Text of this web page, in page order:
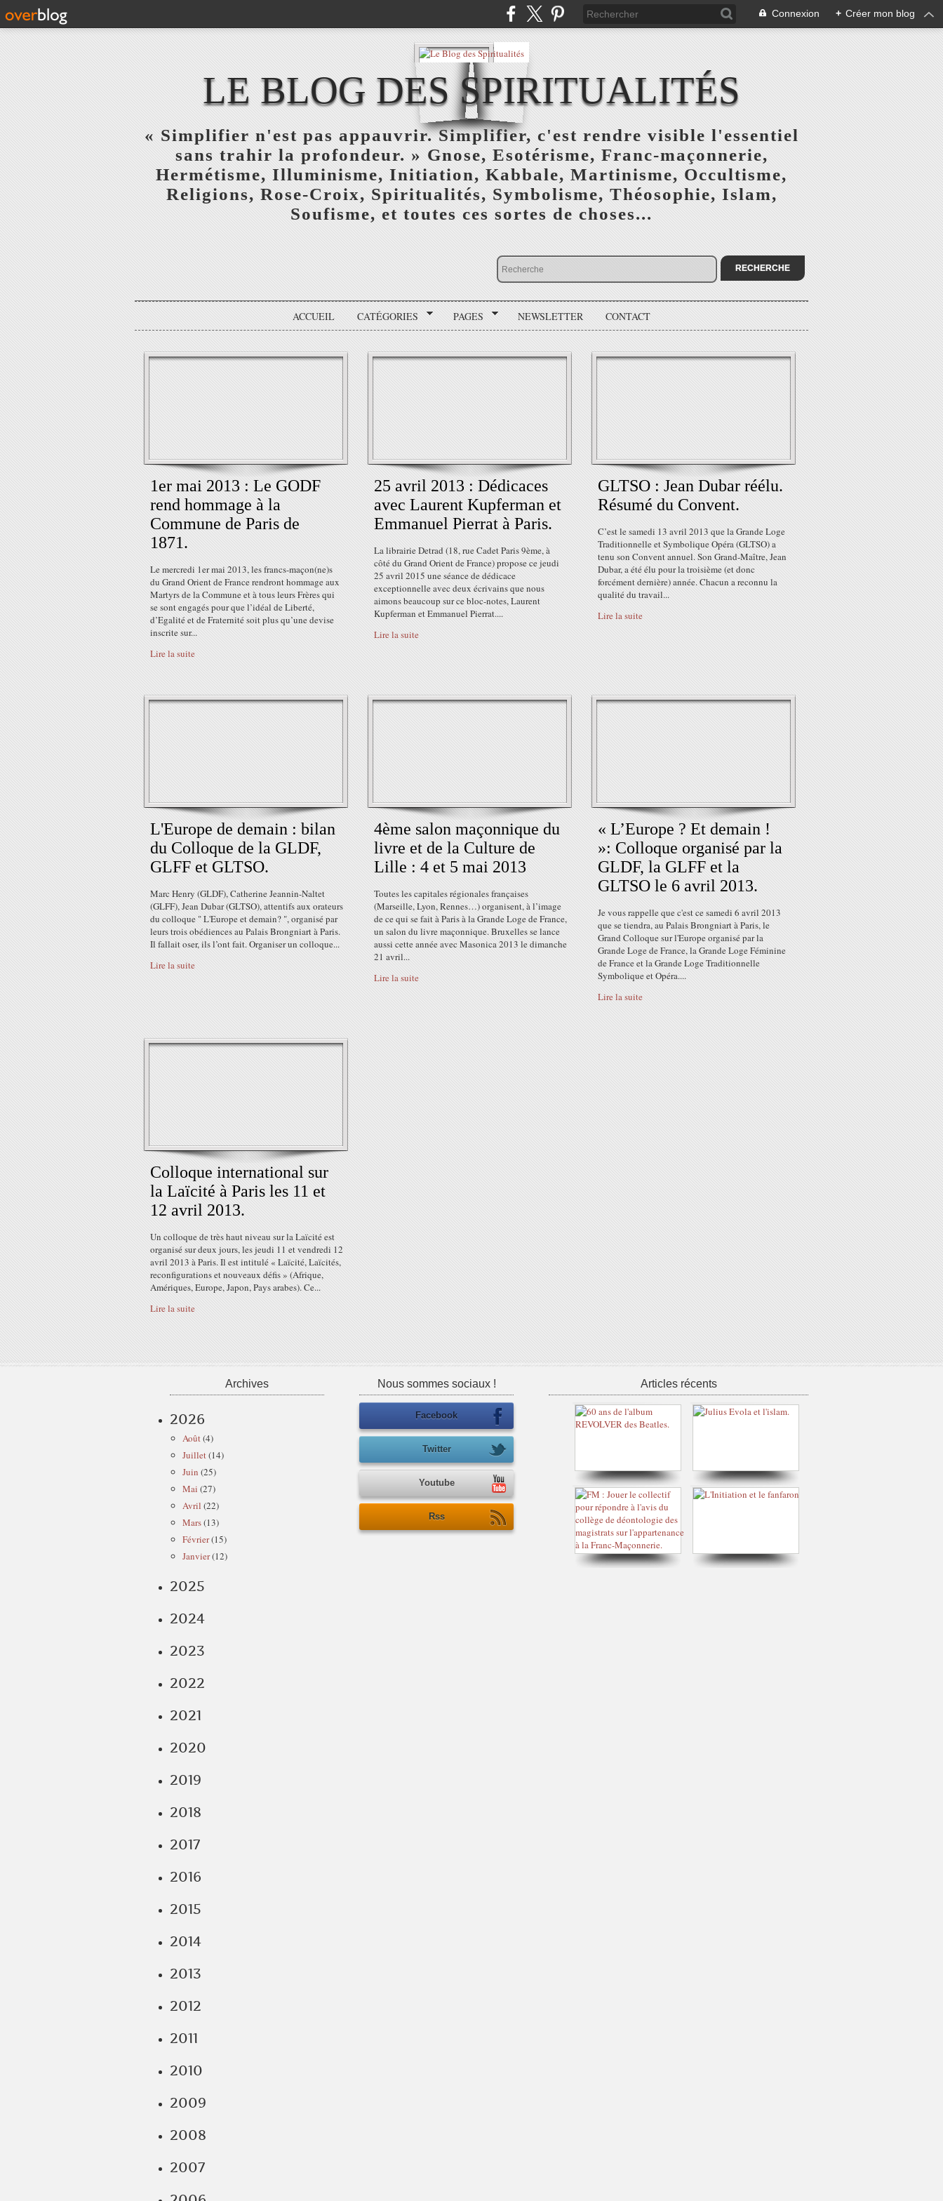
Connexion + Créer mon blog
LE BLOG DES SPIRITUALITÉS
« Simplifier n'est pas appauvrir. Simplifier, c'est rendre visible l'essentiel
sans trahir la profondeur. » Gnose, Esotérisme, Franc-maçonnerie,
Hermétisme, Illuminisme, Initiation, Kabbale, Martinisme, Occultisme,
Religions, Rose-Croix, Spiritualités, Symbolisme, Théosophie, Islam,
Soufisme, et toutes ces sortes de choses...
ACCUEIL CATÉGORIES PAGES NEWSLETTER CONTACT
1er mai 2013 : Le GODF
rend hommage à la
Commune de Paris de
1871.
Le mercredi 1er mai 2013, les francs-maçon(ne)s
du Grand Orient de France rendront hommage aux
Martyrs de la Commune et à tous leurs Frères qui
se sont engagés pour que l’idéal de Liberté,
d’Egalité et de Fraternité soit plus qu’une devise
inscrite sur...
Lire la suite
25 avril 2013 : Dédicaces
avec Laurent Kupferman et
Emmanuel Pierrat à Paris.
La librairie Detrad (18, rue Cadet Paris 9ème, à
côté du Grand Orient de France) propose ce jeudi
25 avril 2015 une séance de dédicace
exceptionnelle avec deux écrivains que nous
aimons beaucoup sur ce bloc-notes, Laurent
Kupferman et Emmanuel Pierrat....
Lire la suite
GLTSO : Jean Dubar réélu.
Résumé du Convent.
C’est le samedi 13 avril 2013 que la Grande Loge
Traditionnelle et Symbolique Opéra (GLTSO) a
tenu son Convent annuel. Son Grand-Maître, Jean
Dubar, a été élu pour la troisième (et donc
forcément dernière) année. Chacun a reconnu la
qualité du travail...
Lire la suite
L'Europe de demain : bilan
du Colloque de la GLDF,
GLFF et GLTSO.
Marc Henry (GLDF), Catherine Jeannin-Naltet
(GLFF), Jean Dubar (GLTSO), attentifs aux orateurs
du colloque " L'Europe et demain? ", organisé par
leurs trois obédiences au Palais Brongniart à Paris.
Il fallait oser, ils l’ont fait. Organiser un colloque...
Lire la suite
4ème salon maçonnique du
livre et de la Culture de
Lille : 4 et 5 mai 2013
Toutes les capitales régionales françaises
(Marseille, Lyon, Rennes…) organisent, à l’image
de ce qui se fait à Paris à la Grande Loge de France,
un salon du livre maçonnique. Bruxelles se lance
aussi cette année avec Masonica 2013 le dimanche
21 avril...
Lire la suite
« L’Europe ? Et demain !
»: Colloque organisé par la
GLDF, la GLFF et la
GLTSO le 6 avril 2013.
Je vous rappelle que c'est ce samedi 6 avril 2013
que se tiendra, au Palais Brongniart à Paris, le
Grand Colloque sur l'Europe organisé par la
Grande Loge de France, la Grande Loge Féminine
de France et la Grande Loge Traditionnelle
Symbolique et Opéra....
Lire la suite
Colloque international sur
la Laïcité à Paris les 11 et
12 avril 2013.
Un colloque de très haut niveau sur la Laïcité est
organisé sur deux jours, les jeudi 11 et vendredi 12
avril 2013 à Paris. Il est intitulé « Laïcité, Laïcités,
reconfigurations et nouveaux défis » (Afrique,
Amériques, Europe, Japon, Pays arabes). Ce...
Lire la suite
Archives
2026
Août(4)
Juillet(14)
Juin (25)
Mai (27)
Avril (22)
Mars(13)
Février(15)
Janvier(12)
2025
2024
2023
2022
2021
2020
2019
2018
2017
2016
2015
2014
2013
2012
2011
2010
2009
2008
2007
Nous sommes sociaux !
Facebook
Twitter
Youtube
Rss
Articles récents